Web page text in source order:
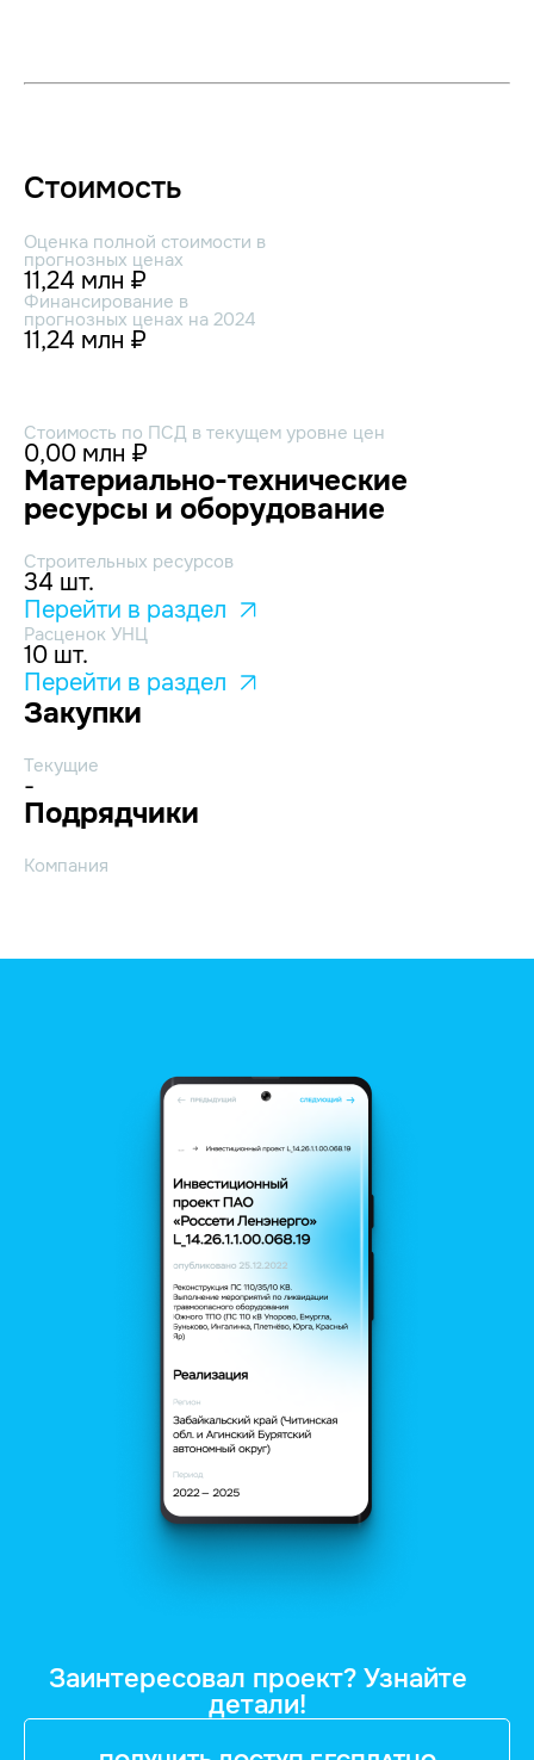
Стоимость
Оценка полной стоимости в
прогнозных ценах
11,24 млн ₽
Финансирование в
прогнозных ценах на 2024
11,24 млн ₽
Стоимость по ПСД в текущем уровне цен
0,00 млн ₽
Материально-технические
ресурсы и оборудование
Строительных ресурсов
34 шт.
Перейти в раздел
Расценок УНЦ
10 шт.
Перейти в раздел
Закупки
Текущие
-
Подрядчики
Компания
Заинтересовал проект? Узнайте
детали!